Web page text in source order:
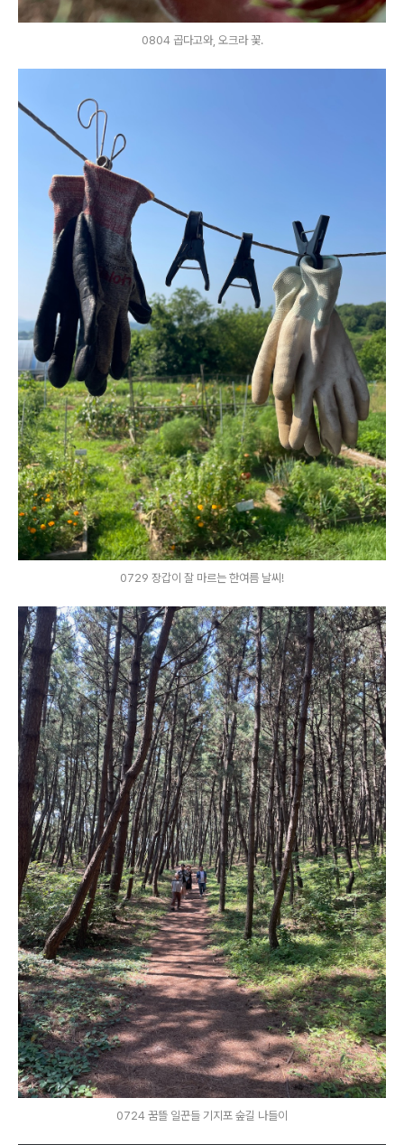
0804 곱다고와, 오크라 꽃.
0729 장갑이 잘 마르는 한여름 날씨!
0724 꿈뜰 일꾼들 기지포 숲길 나들이